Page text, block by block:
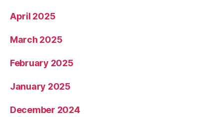
April 2025
March 2025
February 2025
January 2025
December 2024